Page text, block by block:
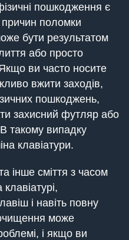
пошкодження є
поломки
бути результатом
або просто
ви часто носите
вжити заходів,
пошкоджень,
захисний футляр або
такому випадку
клавіатури.
інше сміття з часом
і навіть повну
може
і якщо ви